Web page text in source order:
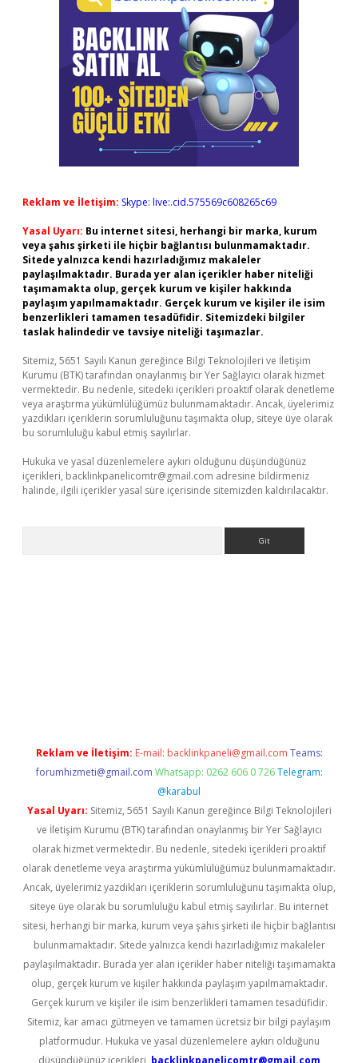
Reklam ve İletişim: Skype: live:.cid.575569c608265c69
Yasal Uyarı: Bu internet sitesi, herhangi bir marka, kurum
veya şahıs şirketi ile hiçbir bağlantısı bulunmamaktadır.
Sitede yalnızca kendi hazırladığımız makaleler
paylaşılmaktadır. Burada yer alan içerikler haber niteliği
taşımamakta olup, gerçek kurum ve kişiler hakkında
paylaşım yapılmamaktadır. Gerçek kurum ve kişiler ile isim
benzerlikleri tamamen tesadüfidir. Sitemizdeki bilgiler
taslak halindedir ve tavsiye niteliği taşımazlar.
Sitemiz, 5651 Sayılı Kanun gereğince Bilgi Teknolojileri ve İletişim
Kurumu (BTK) tarafından onaylanmış bir Yer Sağlayıcı olarak hizmet
vermektedir. Bu nedenle, sitedeki içerikleri proaktif olarak denetleme
veya araştırma yükümlülüğümüz bulunmamaktadır. Ancak, üyelerimiz
yazdıkları içeriklerin sorumluluğunu taşımakta olup, siteye üye olarak
bu sorumluluğu kabul etmiş sayılırlar.
Hukuka ve yasal düzenlemelere aykırı olduğunu düşündüğünüz
içerikleri, backlinkpanelicomtr@gmail.com adresine bildirmeniz
halinde, ilgili içerikler yasal süre içerisinde sitemizden kaldırılacaktır.
Reklam ve İletişim: E-mail: backlinkpaneli@gmail.com Teams:
forumhizmeti@gmail.com Whatsapp: 0262 606 0 726 Telegram:
@karabul
Yasal Uyarı: Sitemiz, 5651 Sayılı Kanun gereğince Bilgi Teknolojileri
ve İletişim Kurumu (BTK) tarafından onaylanmış bir Yer Sağlayıcı
olarak hizmet vermektedir. Bu nedenle, sitedeki içerikleri proaktif
olarak denetleme veya araştırma yükümlülüğümüz bulunmamaktadır.
Ancak, üyelerimiz yazdıkları içeriklerin sorumluluğunu taşımakta olup,
siteye üye olarak bu sorumluluğu kabul etmiş sayılırlar. Bu internet
sitesi, herhangi bir marka, kurum veya şahıs şirketi ile hiçbir bağlantısı
bulunmamaktadır. Sitede yalnızca kendi hazırladığımız makaleler
paylaşılmaktadır. Burada yer alan içerikler haber niteliği taşımamakta
olup, gerçek kurum ve kişiler hakkında paylaşım yapılmamaktadır.
Gerçek kurum ve kişiler ile isim benzerlikleri tamamen tesadüfidir.
Sitemiz, kar amacı gütmeyen ve tamamen ücretsiz bir bilgi paylaşım
platformudur. Hukuka ve yasal düzenlemelere aykırı olduğunu
düşündüğünüz içerikleri, backlinkpanelicomtr@gmail.com